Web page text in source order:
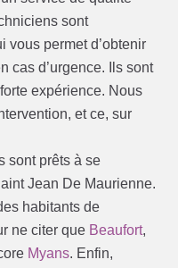
sont
vous permet d’obtenir
cas d’urgence. Ils sont
expérience. Nous
et ce, sur
sont prêts à se
Jean De Maurienne.
habitants de
ne citer que Beaufort,
Myans. Enfin,